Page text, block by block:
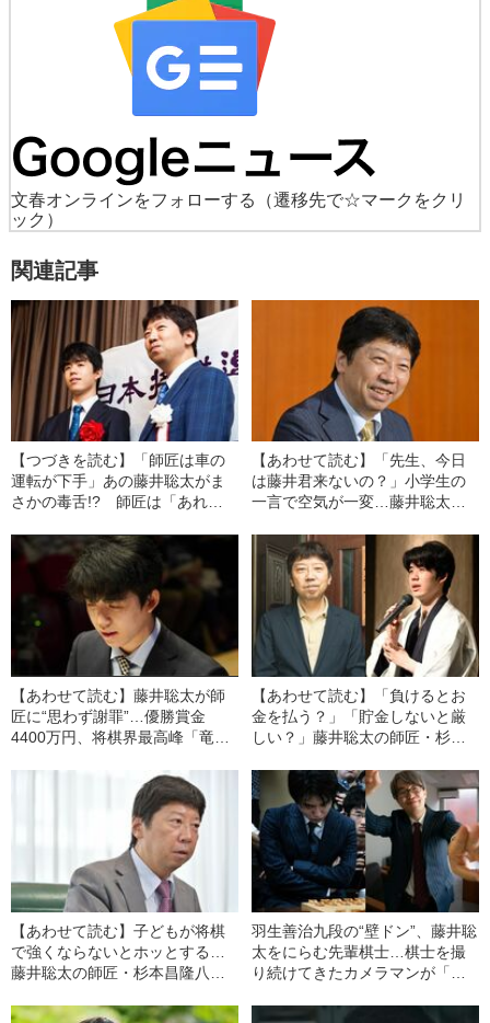
文春オンラインをフォローする
（遷移先で☆マークをクリ
ック）
関連記事
【つづきを読む】「師匠は車の
運転が下手」あの藤井聡太がま
さかの毒舌!? 師匠は「あれが
とは
【あわせて読む】「先生、今日
は藤井君来ないの？」小学生の
一言で空気が一変…藤井聡太の
ト”の舞台裏
【あわせて読む】藤井聡太が師
匠に“思わず謝罪”…優勝賞金
4400万円、将棋界最高峰「竜王
【あわせて読む】「負けるとお
金を払う？」「貯金しないと厳
しい？」藤井聡太の師匠・杉本
い“棋士のお金事情”とは
【あわせて読む】子どもが将棋
で強くならないとホッとする…
藤井聡太の師匠・杉本昌隆八段
羽生善治九段の“壁ドン”、藤井聡
太をにらむ先輩棋士…棋士を撮
り続けてきたカメラマンが「忘